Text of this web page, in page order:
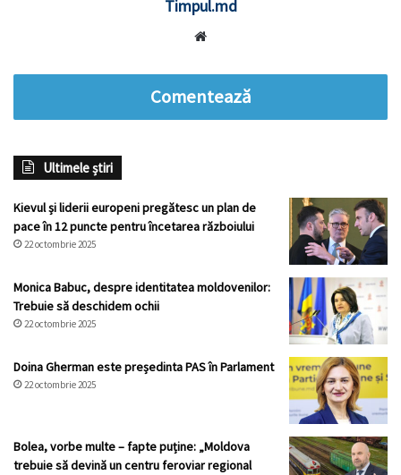
Timpul.md
Comentează
Ultimele știri
Kievul și liderii europeni pregătesc un plan de
pace în 12 puncte pentru încetarea războiului
22 octombrie 2025
Monica Babuc, despre identitatea moldovenilor:
Trebuie să deschidem ochii
22 octombrie 2025
Doina Gherman este președinta PAS în Parlament
22 octombrie 2025
Bolea, vorbe multe – fapte puține: „Moldova
trebuie să devină un centru feroviar regional